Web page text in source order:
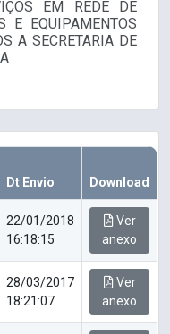
EM REDE DE
E EQUIPAMENTOS
A SECRETARIA DE
Dt Envio Download
22/01/2018
16:18:15
Ver
anexo
28/03/2017
18:21:07
Ver
anexo